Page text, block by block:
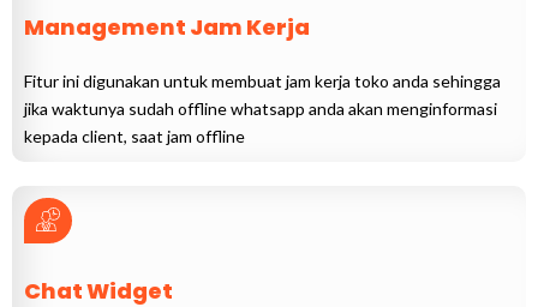
Management Jam Kerja
Fitur ini digunakan untuk membuat jam kerja toko anda sehingga
jika waktunya sudah offline whatsapp anda akan menginformasi
kepada client, saat jam offline
Chat Widget